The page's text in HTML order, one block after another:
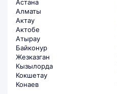
Астана
Алматы
Актау
Актобе
Атырау
Байконур
Жезказган
Кызылорда
Кокшетау
Конаев